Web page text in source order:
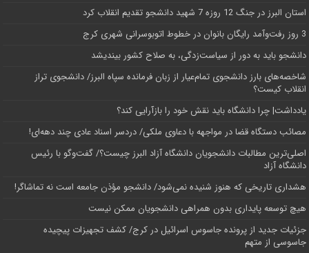
استان البرز در جنگ 12 روزه 7 شهید دانشجو تقدیم انقلاب کرد
3 روز رفت‌وآمد رایگان بانوان در خطوط اتوبوسرانی شهری کرج
دانشجو باید به دور از سیاست‌زدگی، به صلاح کشور بیندیشد
شاخصه‌های بارز دانشجوی تمام‌عیار از زبان فرمانده سپاه البرز/ دانشجوی تراز
انقلاب کیست؟
یادداشت| چرا دانشگاه باید نقش خود را بازآرایی کند؟
مصائب دستگاه قضا در مواجهه با دعاوی ملکی/ دردسر اسناد عادی چند‌ دهه‌ای!
اصلی‌ترین مطالبات دانشجویان دانشگاه آزاد البرز چیست؟/ گفت‌وگو با رئیس
دانشگاه آز‌اد
هشداری تاریخی که هنوز شنیده نمی‌شود/ دانشجو مؤذن جامعه است نه تماشاگر!
هیچ توسعه پایداری بدون همراهی دانشجویان ممکن نیست
جزئیات جدید از پرونده جاسوس اسرائیل در کرج/‌ کشف تجهیزات پیچیده
جاسوسی از متهم